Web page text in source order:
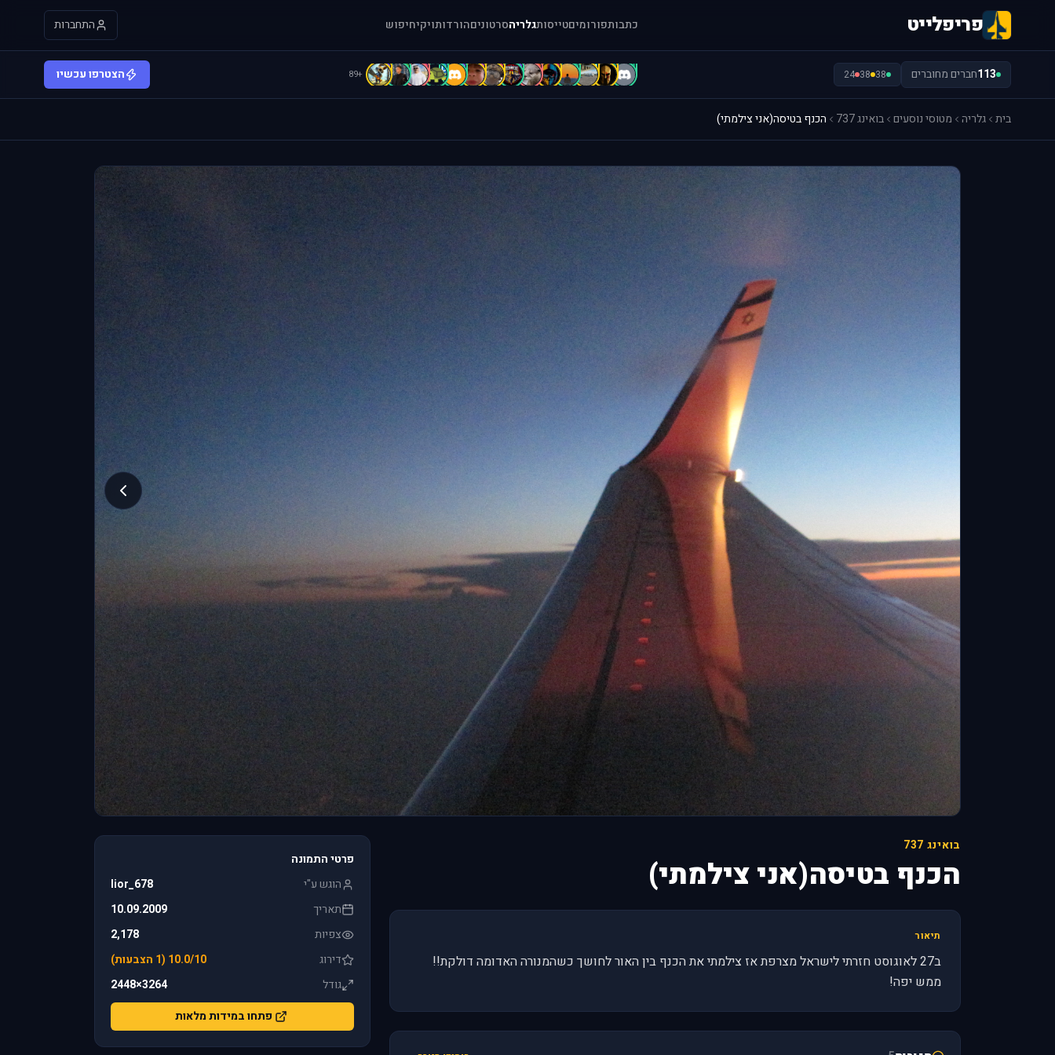
פריפלייט כתבותפורומיםטייסותגלריהסרטוניםהורדותויקיחיפוש התחברות
113חברים מחוברים 38
38
24
.
=
[
A
A
A
b
B
B
B
C
c
C
C
+89 הצטרפו עכשיו
בית גלריה מטוסי נוסעים בואינג 737 הכנף בטיסה(אני צילמתי)
בואינג 737
הכנף בטיסה(אני צילמתי)
תיאור
ב27 לאוגוסט חזרתי לישראל מצרפת אז צילמתי את הכנף בין האור לחושך כשהמנורה האדומה דולקת!!
ממש יפה!
פרטי התמונה
הוגש ע"י
lior_678
תאריך
10.09.2009
צפיות
2,178
דירוג
10.0/10 (1 הצבעות)
גודל
3264×2448
פתחו במידות מלאות